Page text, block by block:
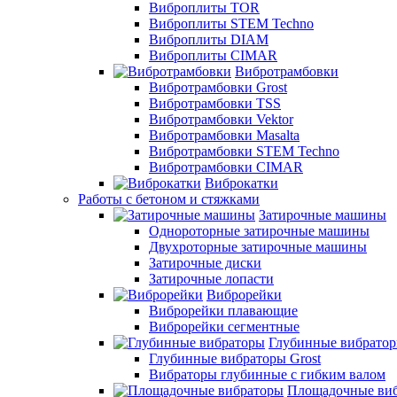
Виброплиты TOR
Виброплиты STEM Techno
Виброплиты DIAM
Виброплиты CIMAR
Вибротрамбовки
Вибротрамбовки Grost
Вибротрамбовки TSS
Вибротрамбовки Vektor
Вибротрамбовки Masalta
Вибротрамбовки STEM Techno
Вибротрамбовки CIMAR
Виброкатки
Работы с бетоном и стяжками
Затирочные машины
Однороторные затирочные машины
Двухроторные затирочные машины
Затирочные диски
Затирочные лопасти
Виброрейки
Виброрейки плавающие
Виброрейки сегментные
Глубинные
Глубинные вибраторы Grost
Вибраторы глубинные с гибким валом
Площадочные